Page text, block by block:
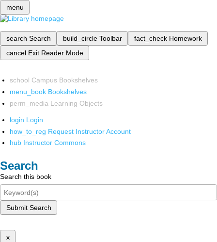
menu
search Search build_circle Toolbar fact_check Homework
cancel Exit Reader Mode
school Campus Bookshelves
menu_book Bookshelves
perm_media Learning Objects
login Login
how_to_reg Request Instructor Account
hub Instructor Commons
Search
Search this book
Submit Search
x